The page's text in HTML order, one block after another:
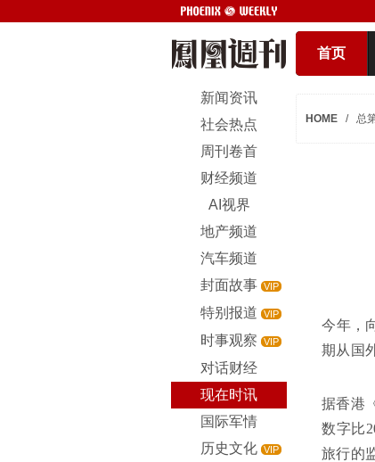
首页
新闻资讯
社会热点
周刊卷首
财经频道
AI视界
地产频道
汽车频道
封面故事 VIP
特别报道 VIP
时事观察 VIP
对话财经
现在时讯
国际军情
历史文化 VIP
HOME / 总
今年，
期从国
据香港
数字比
旅行的